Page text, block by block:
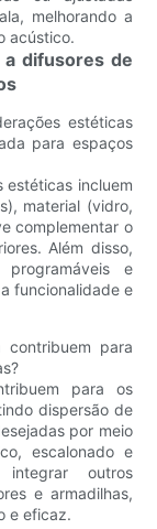
melhorando a
acústico.
difusores de
estéticas
para espaços
estéticas incluem
material (vidro,
complementar o
Além disso,
programáveis ​​e
funcionalidade e
para
para os
dispersão de
por meio
escalonado e
outros
e armadilhas,
e eficaz.